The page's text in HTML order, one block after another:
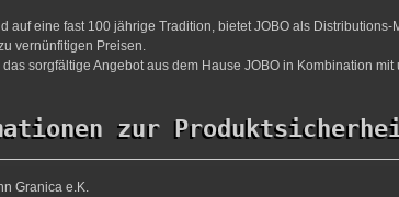
auf eine fast 100 jährige Tradition, bietet JOBO als
vernünfitigen Preisen.
sorgfältige Angebot aus dem Hause JOBO in Kombination mit
zur
Granica e.K.